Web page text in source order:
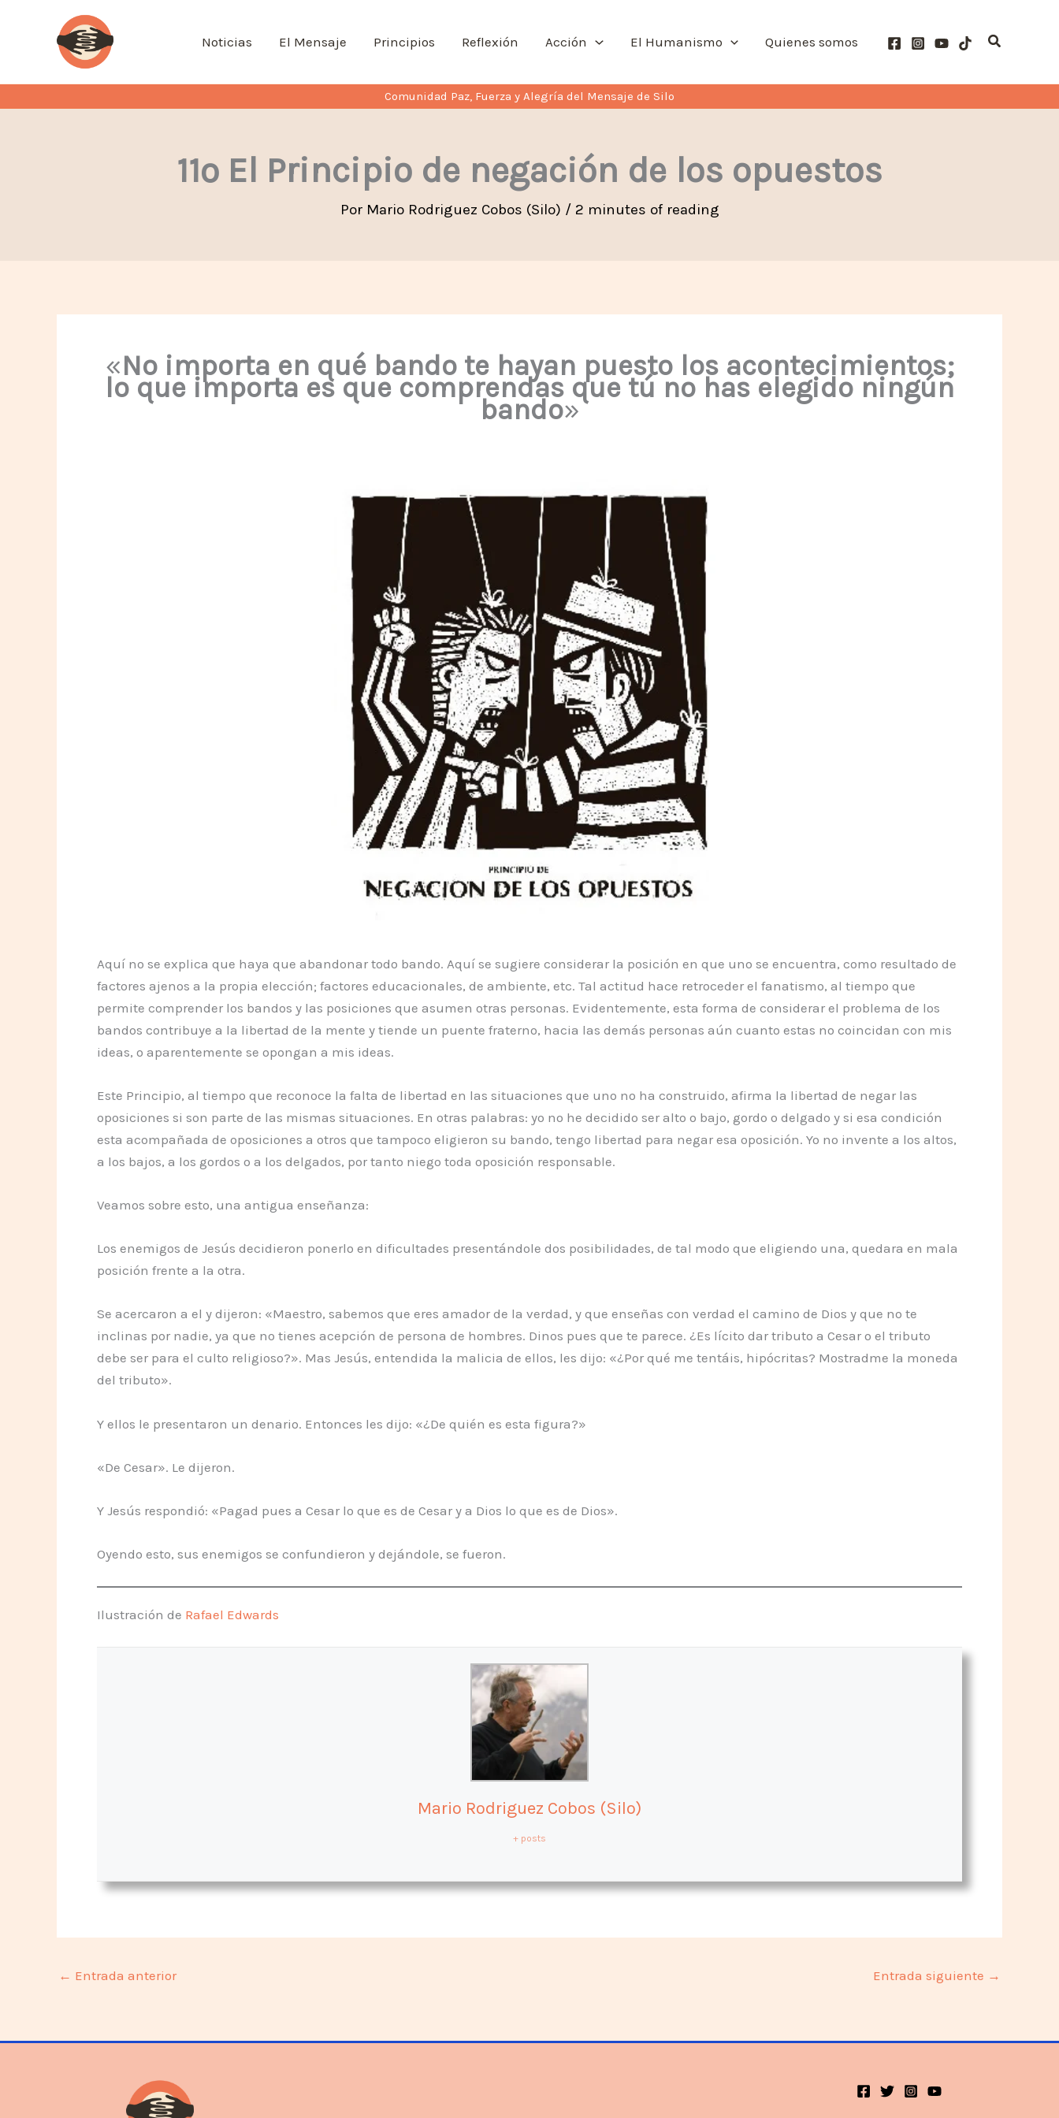
contenido
Noticias El Mensaje Principios Reflexión Acción El Humanismo Quienes somos Buscar
Comunidad Paz, Fuerza y Alegría del Mensaje de Silo
11º El Principio de negación de los opuestos
Por Mario Rodriguez Cobos (Silo) / 2 minutes of reading
«No importa en qué bando te hayan puesto los acontecimientos;
lo que importa es que comprendas que tú no has elegido ningún
bando»
Aquí no se explica que haya que abandonar todo bando. Aquí se sugiere considerar la posición en que uno se encuentra, como resultado de
factores ajenos a la propia elección; factores educacionales, de ambiente, etc. Tal actitud hace retroceder el fanatismo, al tiempo que
permite comprender los bandos y las posiciones que asumen otras personas. Evidentemente, esta forma de considerar el problema de los
bandos contribuye a la libertad de la mente y tiende un puente fraterno, hacia las demás personas aún cuanto estas no coincidan con mis
ideas, o aparentemente se opongan a mis ideas.
Este Principio, al tiempo que reconoce la falta de libertad en las situaciones que uno no ha construido, afirma la libertad de negar las
oposiciones si son parte de las mismas situaciones. En otras palabras: yo no he decidido ser alto o bajo, gordo o delgado y si esa condición
esta acompañada de oposiciones a otros que tampoco eligieron su bando, tengo libertad para negar esa oposición. Yo no invente a los altos,
a los bajos, a los gordos o a los delgados, por tanto niego toda oposición responsable.
Veamos sobre esto, una antigua enseñanza:
Los enemigos de Jesús decidieron ponerlo en dificultades presentándole dos posibilidades, de tal modo que eligiendo una, quedara en mala
posición frente a la otra.
Se acercaron a el y dijeron: «Maestro, sabemos que eres amador de la verdad, y que enseñas con verdad el camino de Dios y que no te
inclinas por nadie, ya que no tienes acepción de persona de hombres. Dinos pues que te parece. ¿Es lícito dar tributo a Cesar o el tributo
debe ser para el culto religioso?». Mas Jesús, entendida la malicia de ellos, les dijo: «¿Por qué me tentáis, hipócritas? Mostradme la moneda
del tributo».
Y ellos le presentaron un denario. Entonces les dijo: «¿De quién es esta figura?»
«De Cesar». Le dijeron.
Y Jesús respondió: «Pagad pues a Cesar lo que es de Cesar y a Dios lo que es de Dios».
Oyendo esto, sus enemigos se confundieron y dejándole, se fueron.
Ilustración de Rafael Edwards
Mario Rodriguez Cobos (Silo)
+ posts
← Entrada anterior Entrada siguiente →